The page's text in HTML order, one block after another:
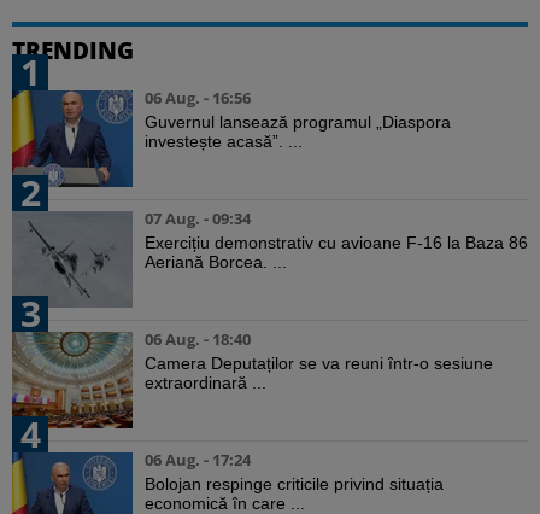
TRENDING
1
06 Aug. - 16:56
Guvernul lansează programul „Diaspora
investește acasă”. ...
2
07 Aug. - 09:34
Exercițiu demonstrativ cu avioane F-16 la Baza 86
Aeriană Borcea. ...
3
06 Aug. - 18:40
Camera Deputaților se va reuni într-o sesiune
extraordinară ...
4
06 Aug. - 17:24
Bolojan respinge criticile privind situația
economică în care ...